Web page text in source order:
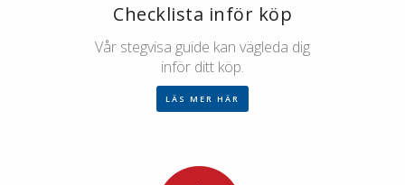
Checklista inför köp
Vår stegvisa guide kan vägleda dig
inför ditt köp.
LÄS MER HÄR